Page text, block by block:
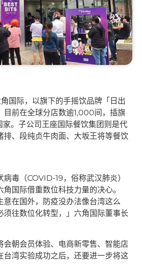
国际，以旗下的手摇饮品牌「日出
目前在全球分店数逾1,000间，插旗
。子公司王座国际餐饮集团则是代
排、段纯贞牛肉面、大坂王将等餐饮
毒（COVID-19，俗称武汉肺炎）
国际借重数位科技力量的决心。
意在国外，防疫没办法像台湾这么
须往数位化转型，」六角国际董事长
会朝会员体验、电商新零售、智能店
台湾实验成功之后，还要进一步将这